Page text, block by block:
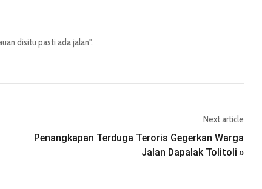
disitu pasti ada jalan".
Next article
Penangkapan Terduga Teroris Gegerkan Warga
Jalan Dapalak Tolitoli »